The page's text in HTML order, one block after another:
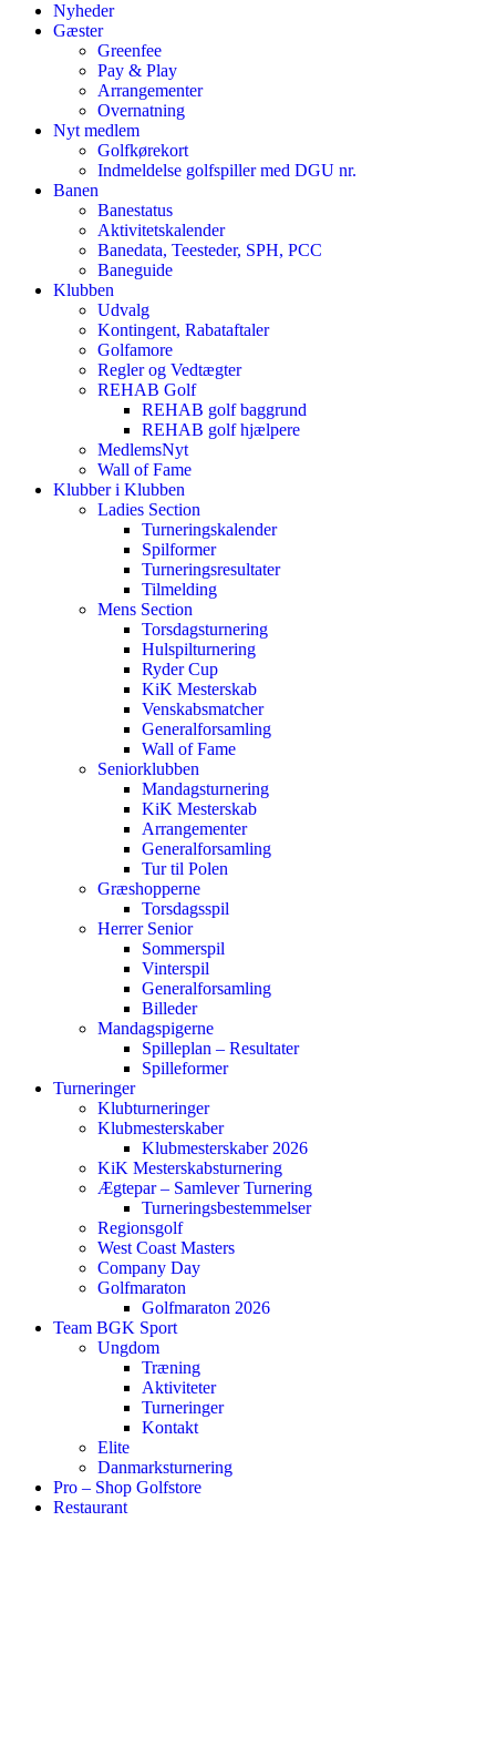
Nyheder
Gæster
Greenfee
Pay & Play
Arrangementer
Overnatning
Nyt medlem
Golfkørekort
Indmeldelse golfspiller med DGU nr.
Banen
Banestatus
Aktivitetskalender
Banedata, Teesteder, SPH, PCC
Baneguide
Klubben
Udvalg
Kontingent, Rabataftaler
Golfamore
Regler og Vedtægter
REHAB Golf
REHAB golf baggrund
REHAB golf hjælpere
MedlemsNyt
Wall of Fame
Klubber i Klubben
Ladies Section
Turneringskalender
Spilformer
Turneringsresultater
Tilmelding
Mens Section
Torsdagsturnering
Hulspilturnering
Ryder Cup
KiK Mesterskab
Venskabsmatcher
Generalforsamling
Wall of Fame
Seniorklubben
Mandagsturnering
KiK Mesterskab
Arrangementer
Generalforsamling
Tur til Polen
Græshopperne
Torsdagsspil
Herrer Senior
Sommerspil
Vinterspil
Generalforsamling
Billeder
Mandagspigerne
Spilleplan – Resultater
Spilleformer
Turneringer
Klubturneringer
Klubmesterskaber
Klubmesterskaber 2026
KiK Mesterskabsturnering
Ægtepar – Samlever Turnering
Turneringsbestemmelser
Regionsgolf
West Coast Masters
Company Day
Golfmaraton
Golfmaraton 2026
Team BGK Sport
Ungdom
Træning
Aktiviteter
Turneringer
Kontakt
Elite
Danmarksturnering
Pro – Shop Golfstore
Restaurant